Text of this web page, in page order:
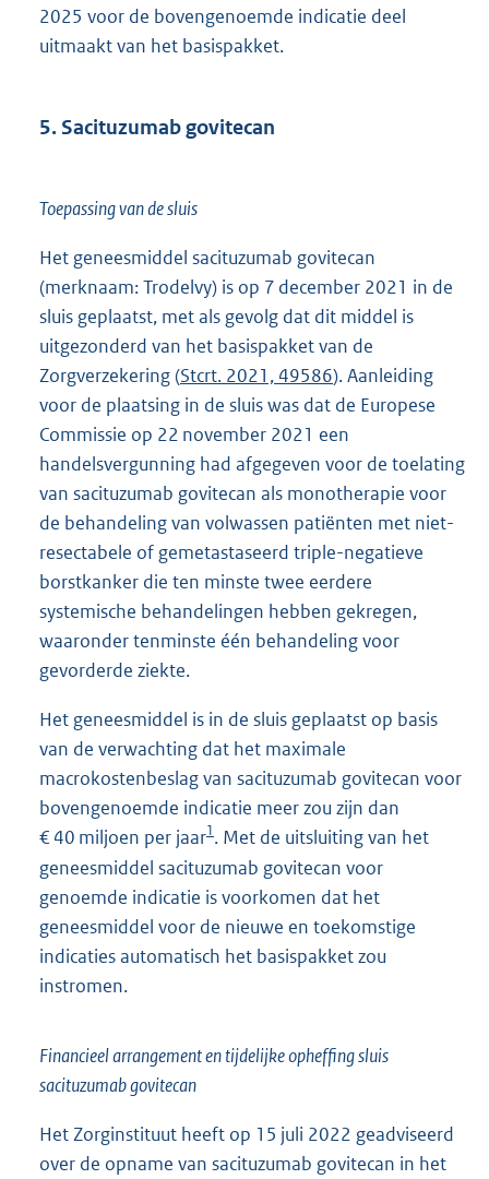
2025 voor de bovengenoemde indicatie deel
uitmaakt van het basispakket.
5. Sacituzumab govitecan
Toepassing van de sluis
Het geneesmiddel sacituzumab govitecan
(merknaam: Trodelvy) is op 7 december 2021 in de
sluis geplaatst, met als gevolg dat dit middel is
uitgezonderd van het basispakket van de
Zorgverzekering (Stcrt. 2021, 49586). Aanleiding
voor de plaatsing in de sluis was dat de Europese
Commissie op 22 november 2021 een
handelsvergunning had afgegeven voor de toelating
van sacituzumab govitecan als monotherapie voor
de behandeling van volwassen patiënten met niet-
resectabele of gemetastaseerd triple-negatieve
borstkanker die ten minste twee eerdere
systemische behandelingen hebben gekregen,
waaronder tenminste één behandeling voor
gevorderde ziekte.
Het geneesmiddel is in de sluis geplaatst op basis
van de verwachting dat het maximale
macrokostenbeslag van sacituzumab govitecan voor
bovengenoemde indicatie meer zou zijn dan
€ 40 miljoen per jaar1. Met de uitsluiting van het
geneesmiddel sacituzumab govitecan voor
genoemde indicatie is voorkomen dat het
geneesmiddel voor de nieuwe en toekomstige
indicaties automatisch het basispakket zou
instromen.
Financieel arrangement en tijdelijke opheffing sluis
sacituzumab govitecan
Het Zorginstituut heeft op 15 juli 2022 geadviseerd
over de opname van sacituzumab govitecan in het